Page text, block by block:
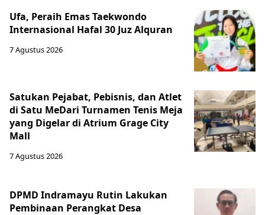
Ufa, Peraih Emas Taekwondo
Internasional Hafal 30 Juz Alquran
7 Agustus 2026
Satukan Pejabat, Pebisnis, dan Atlet
di Satu MeDari Turnamen Tenis Meja
yang Digelar di Atrium Grage City
Mall
7 Agustus 2026
DPMD Indramayu Rutin Lakukan
Pembinaan Perangkat Desa